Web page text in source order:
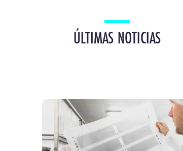
ÚLTIMAS NOTICIAS